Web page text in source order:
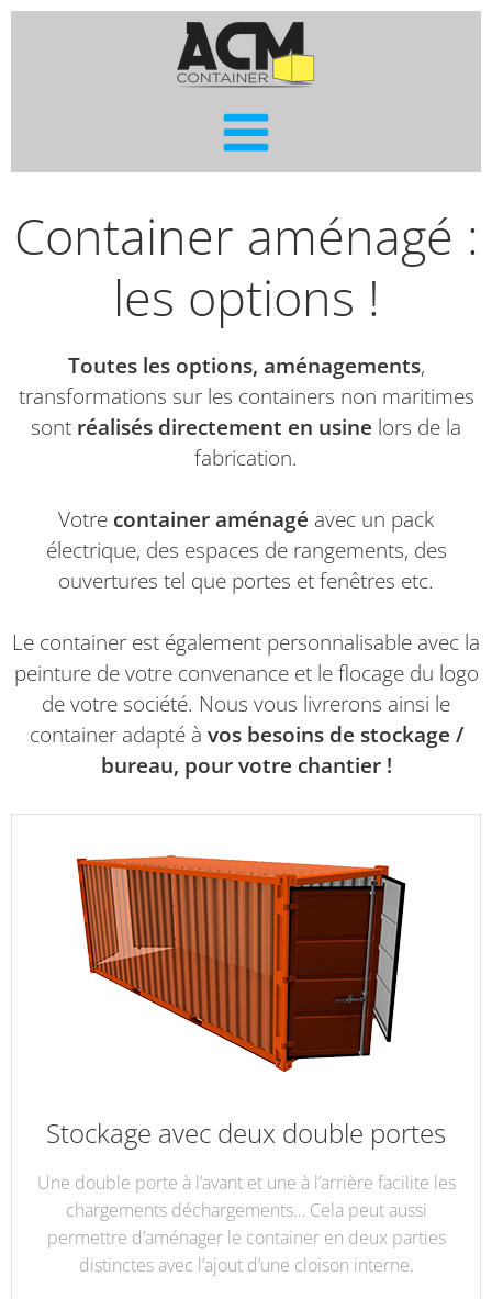
Aller
au
contenu
Container aménagé :
les options !
Toutes les options, aménagements,
transformations sur les containers non maritimes
sont réalisés directement en usine lors de la
fabrication.
Votre container aménagé avec un pack
électrique, des espaces de rangements, des
ouvertures tel que portes et fenêtres etc.
Le container est également personnalisable avec la
peinture de votre convenance et le flocage du logo
de votre société. Nous vous livrerons ainsi le
container adapté à vos besoins de stockage /
bureau, pour votre chantier !
Stockage avec deux double portes
Une double porte à l’avant et une à l’arrière facilite les
chargements déchargements… Cela peut aussi
permettre d’aménager le container en deux parties
distinctes avec l’ajout d’une cloison interne.